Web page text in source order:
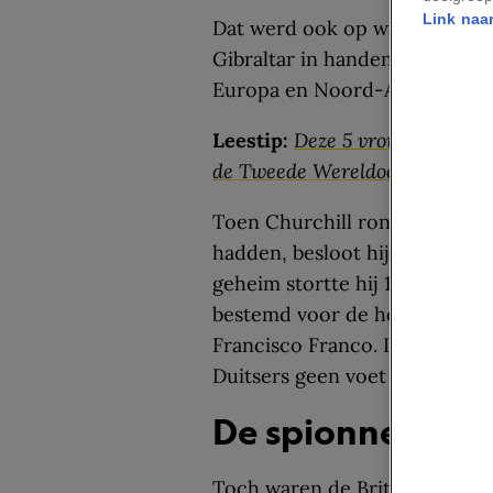
Dat werd ook op waarde
Gibraltar in handen kreeg,
Europa en Noord-Afrika,
Leestip: Deze 5 vrouwelijke
de Tweede Wereldoorlog
Toen Churchill rond 1940
hadden, besloot hij er alles
geheim stortte hij 10 miljoen
bestemd voor de hoogste
Francisco Franco. In ruil
Duitsers geen voet aan de
De spionnen
Link